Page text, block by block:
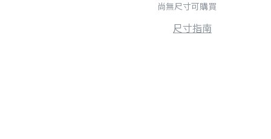
尚無尺寸可購買
尺寸指南